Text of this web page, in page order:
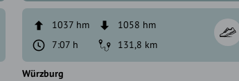
1037 hm
1058 hm
7:07 h
131,8 km
Würzburg